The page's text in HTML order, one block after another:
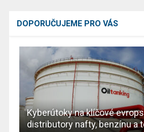
DOPORUČUJEME PRO VÁS
Kyberútoky na klíčové
distributory nafty, benzínu a